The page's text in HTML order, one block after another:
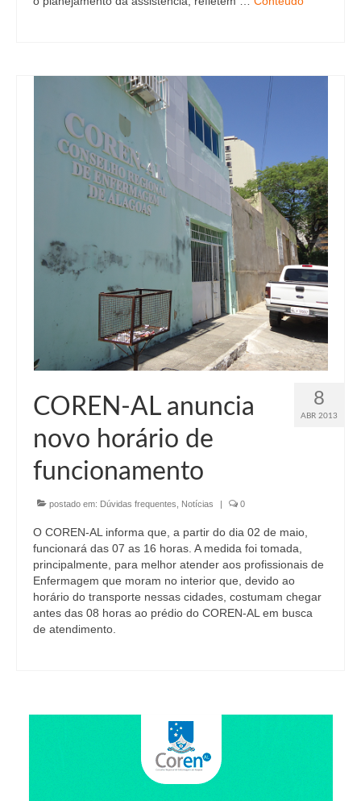
8
ABR 2013
COREN-AL anuncia
novo horário de
funcionamento
postado em: Dúvidas frequentes Notícias | 0
O COREN-AL informa que, a partir do dia 02 de maio,
funcionará das 07 as 16 horas. A medida foi tomada,
principalmente, para melhor atender aos profissionais de
Enfermagem que moram no interior que, devido ao
horário do transporte nessas cidades, costumam chegar
antes das 08 horas ao prédio do COREN-AL em busca
de atendimento.